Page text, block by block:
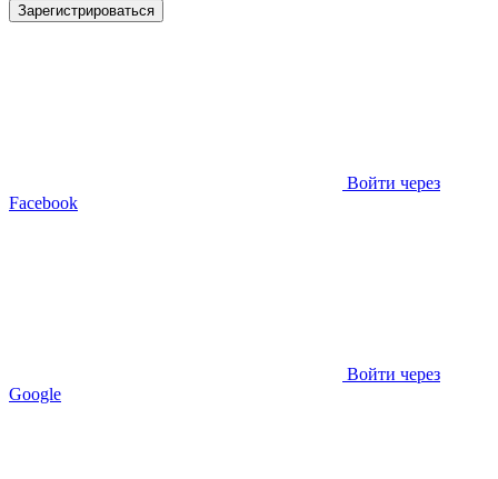
Зарегистрироваться
Войти через
Facebook
Войти через
Google